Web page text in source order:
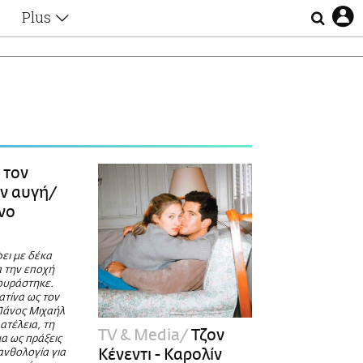
Plus
Οι Αθηναίοι
Απώλειες
αυγή/
με δέκα
την εποχή
ως τον
Μιχαήλ
τη
ως πράξεις
για
TV & Media Τζον
Κένεντι - Καρολίν